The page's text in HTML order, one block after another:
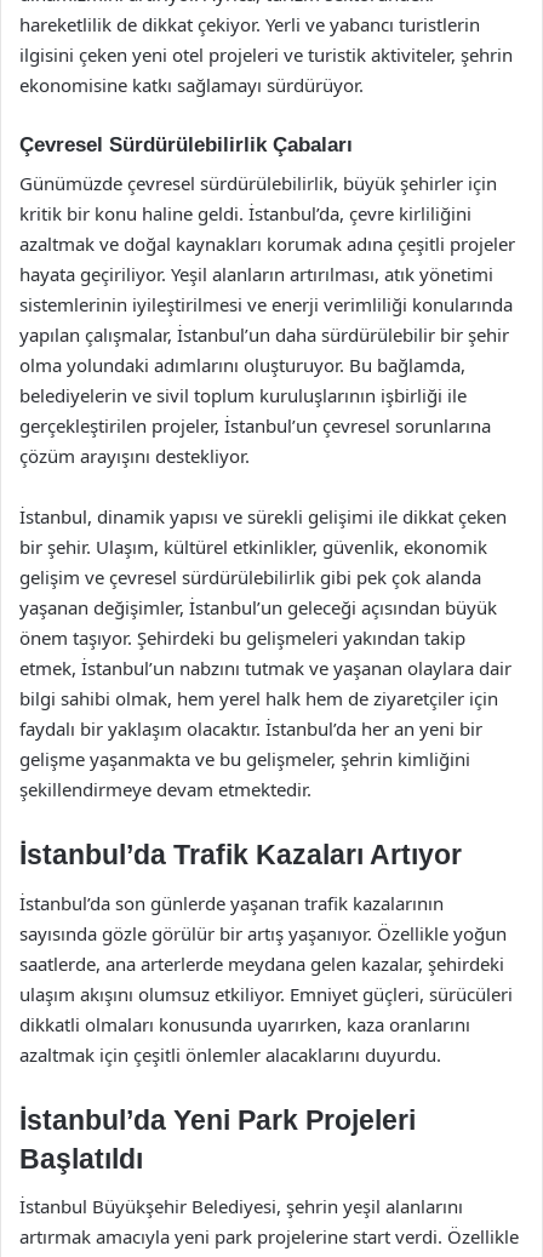
hareketlilik de dikkat çekiyor. Yerli ve yabancı turistlerin
ilgisini çeken yeni otel projeleri ve turistik aktiviteler, şehrin
ekonomisine katkı sağlamayı sürdürüyor.
Çevresel Sürdürülebilirlik Çabaları
Günümüzde çevresel sürdürülebilirlik, büyük şehirler için
kritik bir konu haline geldi. İstanbul’da, çevre kirliliğini
azaltmak ve doğal kaynakları korumak adına çeşitli projeler
hayata geçiriliyor. Yeşil alanların artırılması, atık yönetimi
sistemlerinin iyileştirilmesi ve enerji verimliliği konularında
yapılan çalışmalar, İstanbul’un daha sürdürülebilir bir şehir
olma yolundaki adımlarını oluşturuyor. Bu bağlamda,
belediyelerin ve sivil toplum kuruluşlarının işbirliği ile
gerçekleştirilen projeler, İstanbul’un çevresel sorunlarına
çözüm arayışını destekliyor.
İstanbul, dinamik yapısı ve sürekli gelişimi ile dikkat çeken
bir şehir. Ulaşım, kültürel etkinlikler, güvenlik, ekonomik
gelişim ve çevresel sürdürülebilirlik gibi pek çok alanda
yaşanan değişimler, İstanbul’un geleceği açısından büyük
önem taşıyor. Şehirdeki bu gelişmeleri yakından takip
etmek, İstanbul’un nabzını tutmak ve yaşanan olaylara dair
bilgi sahibi olmak, hem yerel halk hem de ziyaretçiler için
faydalı bir yaklaşım olacaktır. İstanbul’da her an yeni bir
gelişme yaşanmakta ve bu gelişmeler, şehrin kimliğini
şekillendirmeye devam etmektedir.
İstanbul’da Trafik Kazaları Artıyor
İstanbul’da son günlerde yaşanan trafik kazalarının
sayısında gözle görülür bir artış yaşanıyor. Özellikle yoğun
saatlerde, ana arterlerde meydana gelen kazalar, şehirdeki
ulaşım akışını olumsuz etkiliyor. Emniyet güçleri, sürücüleri
dikkatli olmaları konusunda uyarırken, kaza oranlarını
azaltmak için çeşitli önlemler alacaklarını duyurdu.
İstanbul’da Yeni Park Projeleri
Başlatıldı
İstanbul Büyükşehir Belediyesi, şehrin yeşil alanlarını
artırmak amacıyla yeni park projelerine start verdi. Özellikle